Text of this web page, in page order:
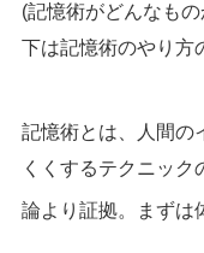
(記憶術がどんなも
下は記憶術のやり方
記憶術とは、人間の
くくするテクニック
論より証拠。まずは